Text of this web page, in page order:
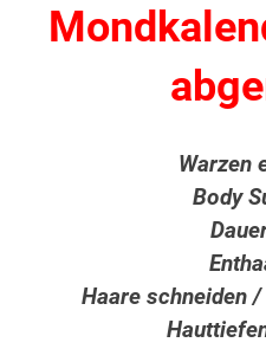
Warzen
Body
Haare schneiden